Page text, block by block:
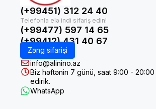
(+99451) 312 24 40
(+99477) 597 14 65
(+99412) 431 40 67
Zəng sifarişi
info@alinino.az
Biz həftənin 7 günü, saat 9:00 - 20:00
edirik.
WhatsApp